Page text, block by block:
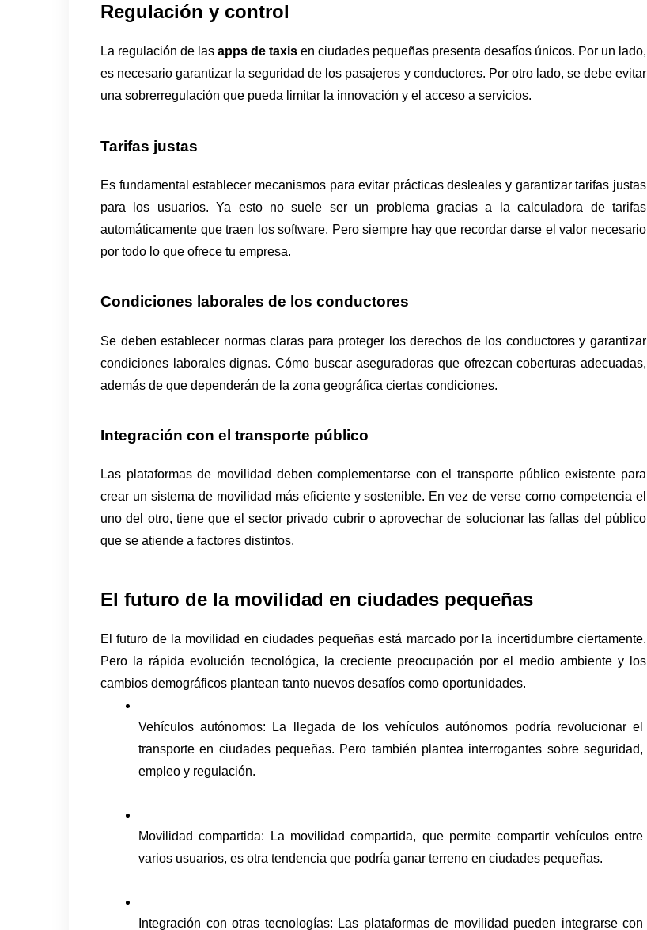
Regulación y control
La regulación de las apps de taxis en ciudades pequeñas presenta desafíos únicos. Por un lado,
es necesario garantizar la seguridad de los pasajeros y conductores. Por otro lado, se debe evitar
una sobrerregulación que pueda limitar la innovación y el acceso a servicios.
Tarifas justas
Es fundamental establecer mecanismos para evitar prácticas desleales y garantizar tarifas justas
para los usuarios. Ya esto no suele ser un problema gracias a la calculadora de tarifas
automáticamente que traen los software. Pero siempre hay que recordar darse el valor necesario
por todo lo que ofrece tu empresa.
Condiciones laborales de los conductores
Se deben establecer normas claras para proteger los derechos de los conductores y garantizar
condiciones laborales dignas. Cómo buscar aseguradoras que ofrezcan coberturas adecuadas,
además de que dependerán de la zona geográfica ciertas condiciones.
Integración con el transporte público
Las plataformas de movilidad deben complementarse con el transporte público existente para
crear un sistema de movilidad más eficiente y sostenible. En vez de verse como competencia el
uno del otro, tiene que el sector privado cubrir o aprovechar de solucionar las fallas del público
que se atiende a factores distintos.
El futuro de la movilidad en ciudades pequeñas
El futuro de la movilidad en ciudades pequeñas está marcado por la incertidumbre ciertamente.
Pero la rápida evolución tecnológica, la creciente preocupación por el medio ambiente y los
cambios demográficos plantean tanto nuevos desafíos como oportunidades.
Vehículos autónomos: La llegada de los vehículos autónomos podría revolucionar el
transporte en ciudades pequeñas. Pero también plantea interrogantes sobre seguridad,
empleo y regulación.
Movilidad compartida: La movilidad compartida, que permite compartir vehículos entre
varios usuarios, es otra tendencia que podría ganar terreno en ciudades pequeñas.
Integración con otras tecnologías: Las plataformas de movilidad pueden integrarse con